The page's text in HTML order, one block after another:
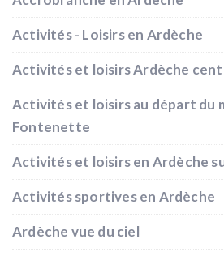
Activités - Loisirs en Ardèche
Activités et loisirs Ardèche
Activités et loisirs au départ du
Fontenette
Activités et loisirs en Ardèche
Activités sportives en Ardèche
Ardèche vue du ciel